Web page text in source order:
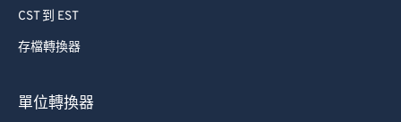
CST 到 EST
存檔轉換器
單位轉換器